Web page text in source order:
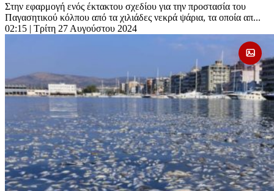
Στην εφαρμογή ενός έκτακτου σχεδίου για την προστασία του
Παγασητικού κόλπου από τα χιλιάδες νεκρά ψάρια, τα οποία απ...
02:15 | Τρίτη 27 Αυγούστου 2024